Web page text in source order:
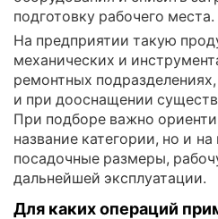
подготовку рабочего места.
На предприятии такую
механических и
ремонтных
и при дооснащении
При подборе важно
название категории, но и
посадочные размеры,
дальнейшей эксплуатации.
Для каких операций